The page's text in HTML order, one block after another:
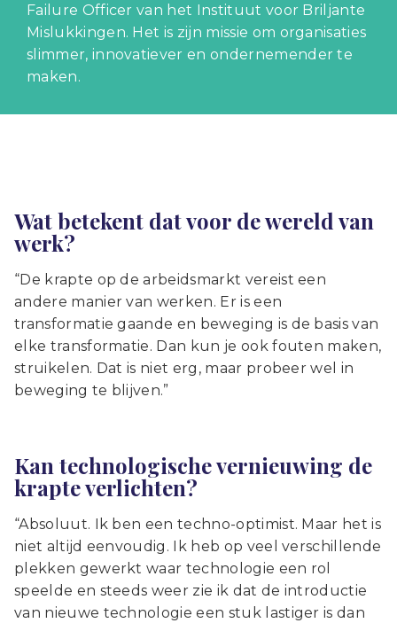
Failure Officer van het Instituut voor Briljante
Mislukkingen. Het is zijn missie om organisaties
slimmer, innovatiever en ondernemender te
maken.
Wat betekent dat voor de wereld van
werk?
“De krapte op de arbeidsmarkt vereist een
andere manier van werken. Er is een
transformatie gaande en beweging is de basis van
elke transformatie. Dan kun je ook fouten maken,
struikelen. Dat is niet erg, maar probeer wel in
beweging te blijven.”
Kan technologische vernieuwing de
krapte verlichten?
“Absoluut. Ik ben een techno-optimist. Maar het is
niet altijd eenvoudig. Ik heb op veel verschillende
plekken gewerkt waar technologie een rol
speelde en steeds weer zie ik dat de introductie
van nieuwe technologie een stuk lastiger is dan